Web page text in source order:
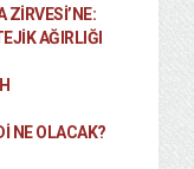
ZIRVESI’NE:
AĞIRLIĞI
NE OLACAK?